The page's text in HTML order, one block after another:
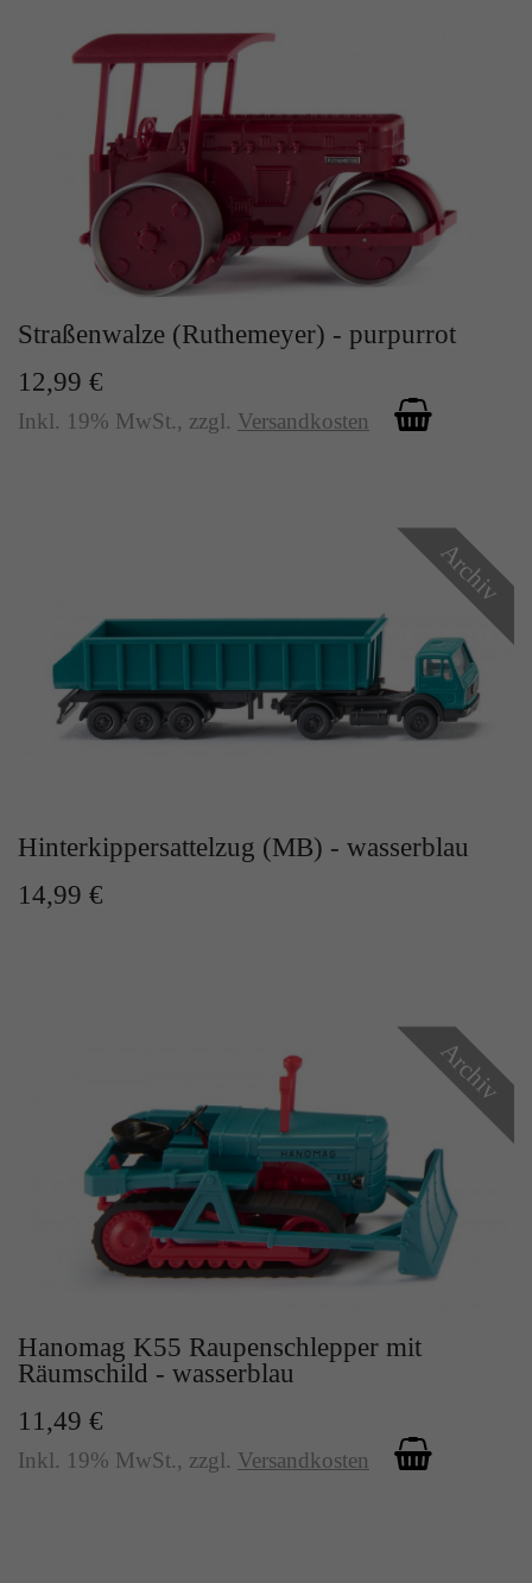
Straßenwalze (Ruthemeyer) - purpurrot
12,99 €
Inkl. 19% MwSt., zzgl. Versandkosten
Archiv
Hinterkippersattelzug (MB) - wasserblau
14,99 €
Archiv
Hanomag K55 Raupenschlepper mit
Räumschild - wasserblau
11,49 €
Inkl. 19% MwSt., zzgl. Versandkosten